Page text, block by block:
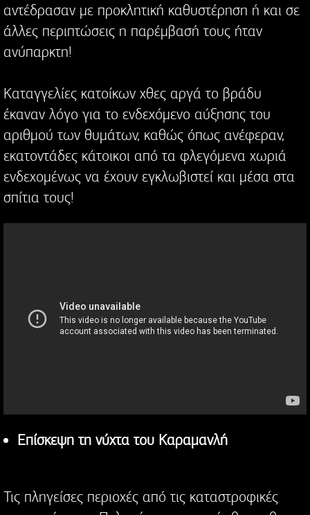
αντέδρασαν με προκλητική καθυστέρηση ή και σε
άλλες περιπτώσεις η παρέμβασή τους ήταν
ανύπαρκτη!
Καταγγελίες κατοίκων χθες αργά το βράδυ
έκαναν λόγο για το ενδεχόμενο αύξησης του
αριθμού των θυμάτων, καθώς όπως ανέφεραν,
εκατοντάδες κάτοικοι από τα φλεγόμενα χωριά
ενδεχομένως να έχουν εγκλωβιστεί και μέσα στα
σπίτια τους!
Επίσκεψη τη νύχτα του Καραμανλή
Τις πληγείσες περιοχές από τις καταστροφικές